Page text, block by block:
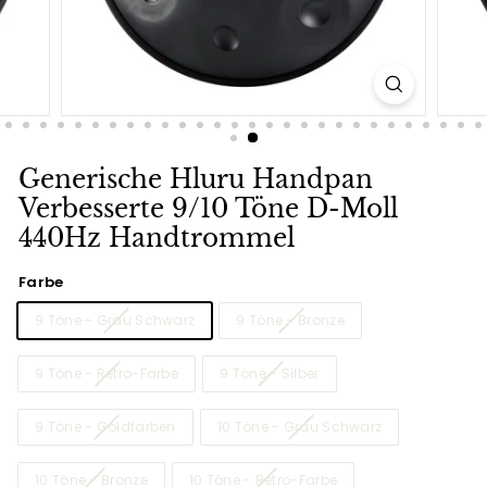
Generische Hluru Handpan
Verbesserte 9/10 Töne D-Moll
440Hz Handtrommel
Farbe
9 Töne - Grau Schwarz 9 Töne - Bronze
9 Töne - Retro-Farbe 9 Töne - Silber
9 Töne - Goldfarben 10 Töne - Grau Schwarz
10 Töne - Bronze 10 Töne - Retro-Farbe